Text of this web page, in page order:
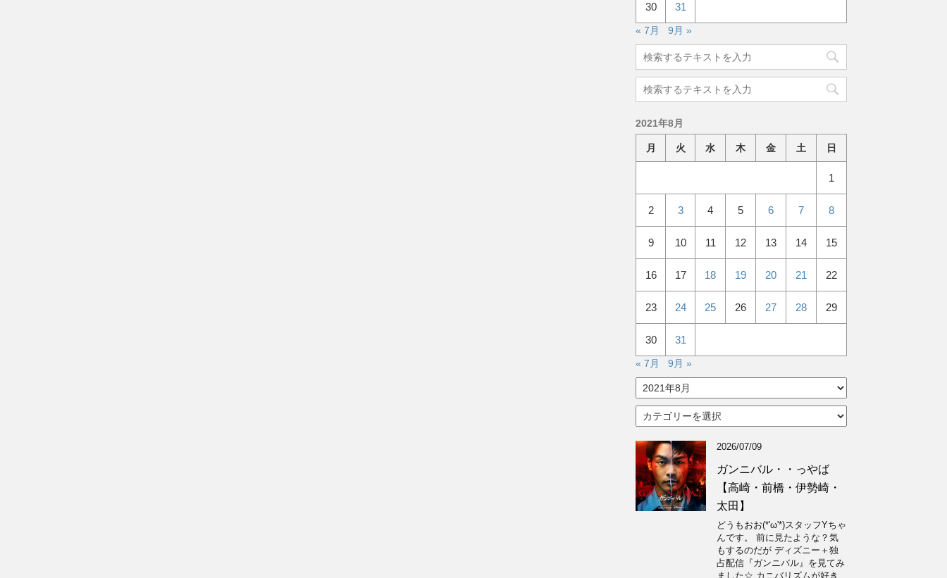
30 31
« 7月 9月 »
2021年8月
月 火 水 木 金 土 日
1
2 3 4 5 6 7 8
9 10 11 12 13 14 15
16 17 18 19 20 21 22
23 24 25 26 27 28 29
30 31
« 7月
9月 »
ア
ー
イ
ブ
テ
ゴ
ー
2026/07/09
ガンニバル・・っやば
【高崎・前橋・伊勢崎・
太田】
どうもおお(*'ω'*)スタッフYちゃ
んです。 前に見たような？気
もするのだが ディズニー＋独
占配信『ガンニバル』を見てみ
ました☆ カニバリズムが好き